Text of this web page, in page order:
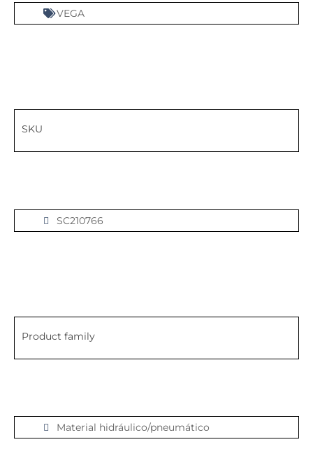
VEGA
SKU
SC210766
Product family
Material hidráulico/pneumático